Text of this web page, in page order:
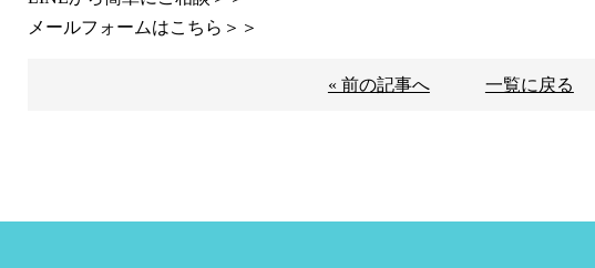
メールフォームはこちら＞＞
« 前の記事へ 一覧に戻る